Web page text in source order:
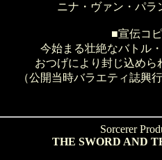
ニナ・ヴァン・パラ
■宣伝コ
今始まる壮絶なバトル
おつげにより封じ込めら
（公開当時バラエティ誌興
Sorcerer
THE SWORD AND